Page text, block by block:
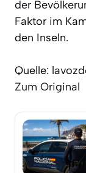
der
Faktor im
den Inseln.
Quelle:
Zum Original